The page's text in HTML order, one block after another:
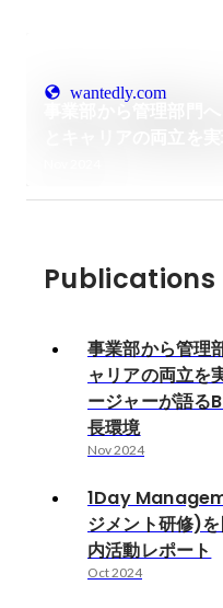
wantedly.com
Publications
事業部から管理
ャリアの両立を
ージャーが語
長環境
Nov 2024
1Day
ジメント研修)
内活動レポート
Oct 2024